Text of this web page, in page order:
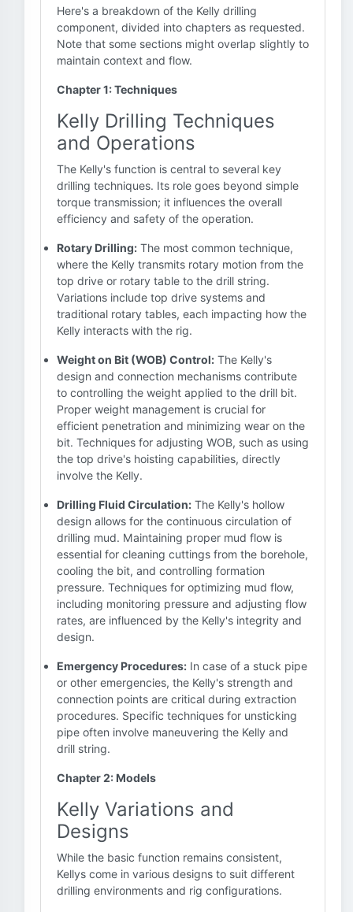
Here's a breakdown of the Kelly drilling
component, divided into chapters as requested.
Note that some sections might overlap slightly to
maintain context and flow.
Chapter 1: Techniques
Kelly Drilling Techniques
and Operations
The Kelly's function is central to several key
drilling techniques. Its role goes beyond simple
torque transmission; it influences the overall
efficiency and safety of the operation.
Rotary Drilling: The most common technique,
where the Kelly transmits rotary motion from the
top drive or rotary table to the drill string.
Variations include top drive systems and
traditional rotary tables, each impacting how the
Kelly interacts with the rig.
Weight on Bit (WOB) Control: The Kelly's
design and connection mechanisms contribute
to controlling the weight applied to the drill bit.
Proper weight management is crucial for
efficient penetration and minimizing wear on the
bit. Techniques for adjusting WOB, such as using
the top drive's hoisting capabilities, directly
involve the Kelly.
Drilling Fluid Circulation: The Kelly's hollow
design allows for the continuous circulation of
drilling mud. Maintaining proper mud flow is
essential for cleaning cuttings from the borehole,
cooling the bit, and controlling formation
pressure. Techniques for optimizing mud flow,
including monitoring pressure and adjusting flow
rates, are influenced by the Kelly's integrity and
design.
Emergency Procedures: In case of a stuck pipe
or other emergencies, the Kelly's strength and
connection points are critical during extraction
procedures. Specific techniques for unsticking
pipe often involve maneuvering the Kelly and
drill string.
Chapter 2: Models
Kelly Variations and
Designs
While the basic function remains consistent,
Kellys come in various designs to suit different
drilling environments and rig configurations.